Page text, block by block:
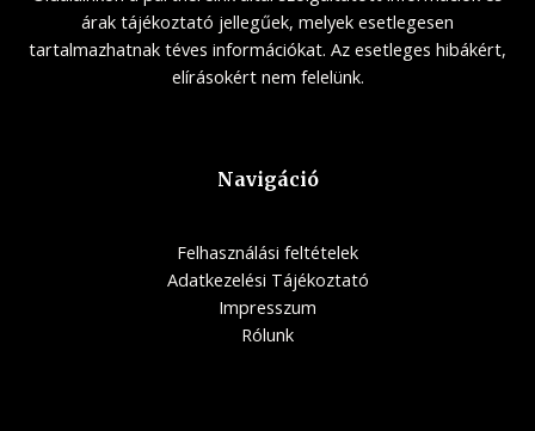
árak tájékoztató jellegűek, melyek esetlegesen
tartalmazhatnak téves információkat. Az esetleges hibákért,
elírásokért nem felelünk.
Navigáció
Felhasználási feltételek
Adatkezelési Tájékoztató
Impresszum
Rólunk